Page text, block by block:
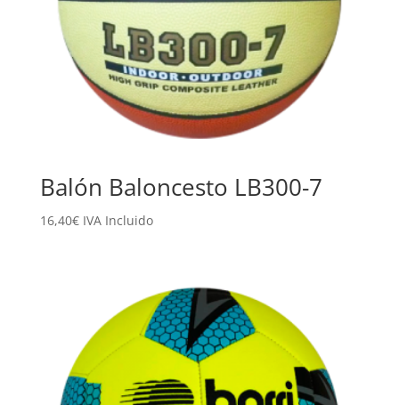
Balón Baloncesto LB300-7
16,40€ IVA Incluido